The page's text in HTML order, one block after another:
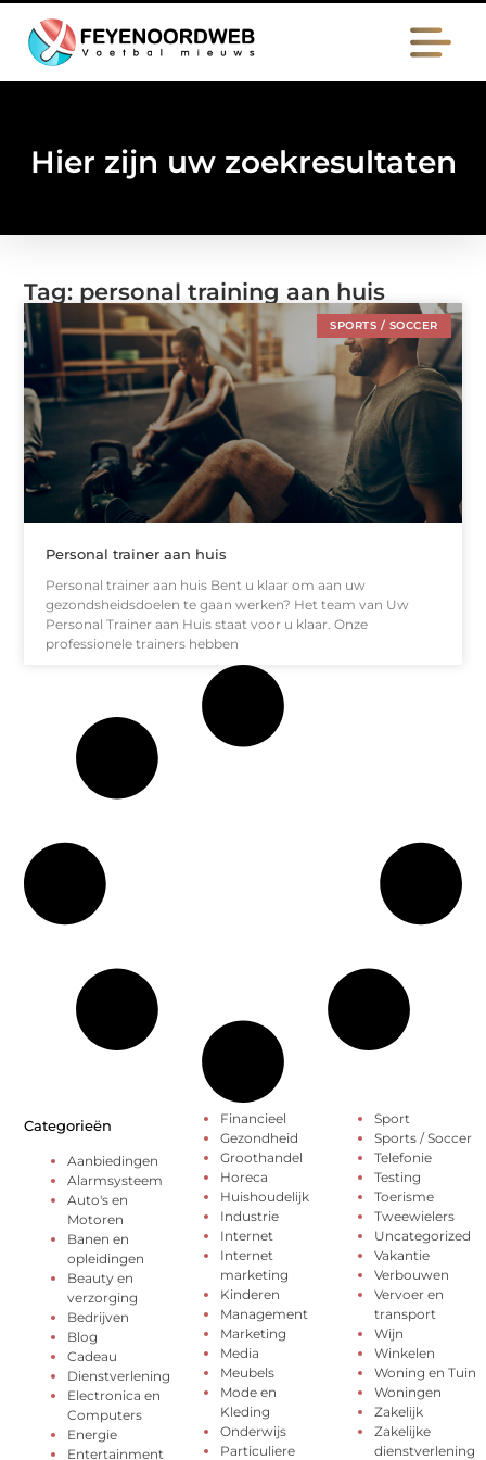
Hier zijn uw zoekresultaten
Tag: personal training aan huis
SPORTS / SOCCER
Personal trainer aan huis
Personal trainer aan huis Bent u klaar om aan uw
gezondsheidsdoelen te gaan werken? Het team van Uw
Personal Trainer aan Huis staat voor u klaar. Onze
professionele trainers hebben
Categorieën
Aanbiedingen
Alarmsysteem
Auto's en
Motoren
Banen en
opleidingen
Beauty en
verzorging
Bedrijven
Blog
Cadeau
Dienstverlening
Electronica en
Computers
Energie
Entertainment
Financieel
Gezondheid
Groothandel
Horeca
Huishoudelijk
Industrie
Internet
Internet
marketing
Kinderen
Management
Marketing
Media
Meubels
Mode en
Kleding
Onderwijs
Particuliere
Sport
Sports / Soccer
Telefonie
Testing
Toerisme
Tweewielers
Uncategorized
Vakantie
Verbouwen
Vervoer en
transport
Wijn
Winkelen
Woning en Tuin
Woningen
Zakelijk
Zakelijke
dienstverlening